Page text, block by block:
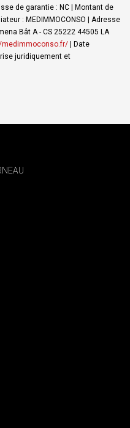
de garantie : NC | Montant de
: MEDIMMOCONSO | Adresse
Bât A - CS 25222 44505 LA
medimmoconso.fr/ | Date
juridiquement et